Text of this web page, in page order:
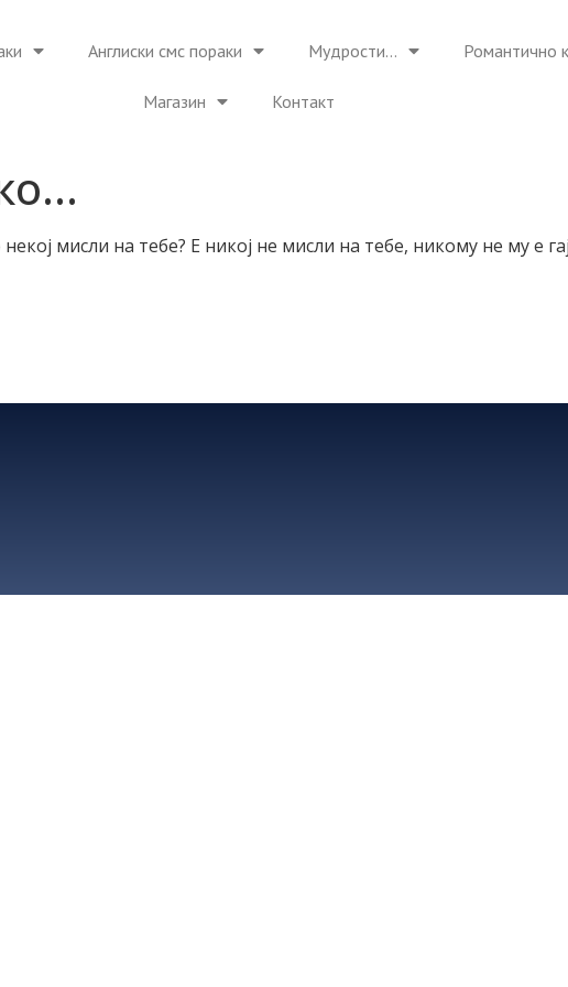
Англиски смс пораки Мудрости… Романтично
Магазин Контакт
мисли на тебе? Е никој не мисли на тебе, никому не му е